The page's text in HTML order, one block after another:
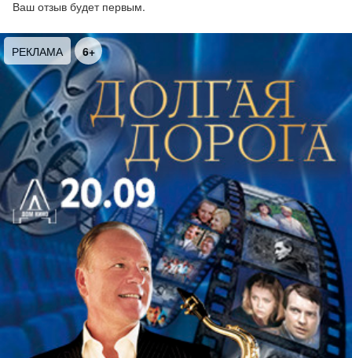
Дмитрий Ефремов - контрабас,
Алексей Беккер - ударные (Москва).
Ваш отзыв будет первым.
РЕКЛАМА 6+